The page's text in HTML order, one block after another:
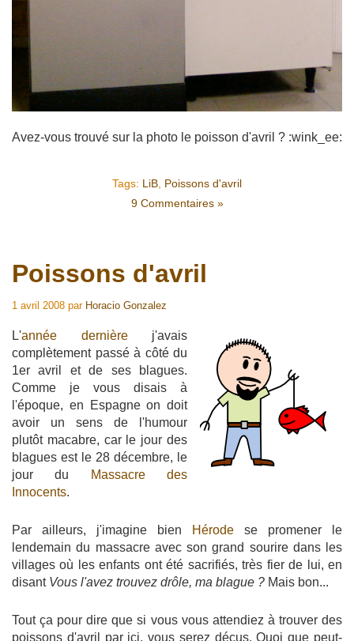
Avez-vous trouvé sur la photo le poisson d'avril ? :wink_ee:
Tags: LiB Poissons d'avril
9 Commentaires »
Poissons d'avril
1 avril 2008 par Horacio Gonzalez
L'année dernièrej'avais
complètement passé à côté du
1er avril et de ses blagues.
Comme je vous disais à
l'époque, en Espagne on doit
avoir un sens de l'humour
plutôt macabre, car le jour des
blagues est le 28 décembre, le
jour du
Massacre des
Innocents.
Par ailleurs, j'imagine bien Hérode se promener le
lendemain du massacre avec son grand sourire dans les
villages où les enfants ont été sacrifiés, très fier de lui, en
disant Vous l'avez trouvez drôle, ma blague ? Mais bon...
Tout ça pour dire que si vous vous attendiez à trouver des
poissons d'avril par ici, vous serez déçus. Quoi que peut-